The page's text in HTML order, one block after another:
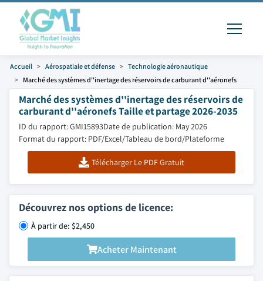
Accueil Aérospatiale et défense
Technologie aéronautique
Marché des systèmes d''inertage des réservoirs de carburant d''aéronefs
Marché des systèmes d''inertage des réservoirs de
carburant d''aéronefs Taille et partage 2026-2035
ID du rapport: GMI15893Date de publication: May 2026
Format du rapport: PDF/Excel/Tableau de bord/Plateforme
Télécharger Le PDF Gratuit
Découvrez nos options de licence:
À partir de: $2,450
Acheter Maintenant